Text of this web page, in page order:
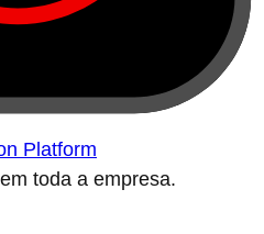
Platform
toda a empresa.